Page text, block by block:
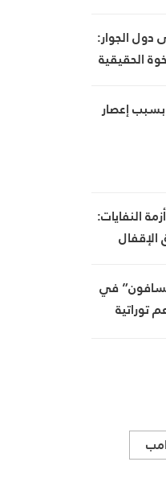
الجوار:
الحقيقية
بسبب إعصار
النفايات:
في
توراتية